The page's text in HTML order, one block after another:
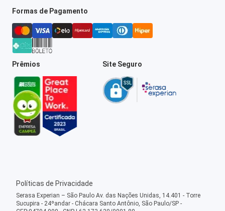
Formas de Pagamento
Prêmios Site Seguro
Políticas de Privacidade
Serasa Experian – São Paulo Av. das Nações Unidas, 14.401 - Torre
Sucupira - 24ºandar - Chácara Santo Antônio, São Paulo/SP -